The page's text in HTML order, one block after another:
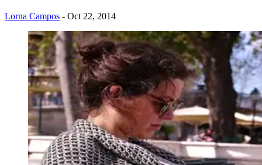
Lorna Campos - Oct 22, 2014